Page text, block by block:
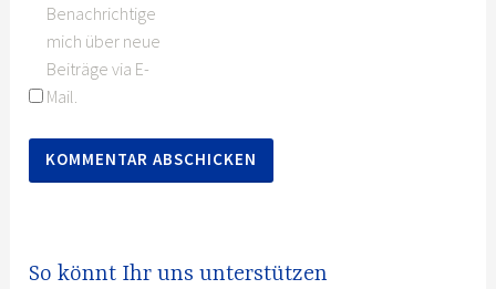
Benachrichtige
mich über neue
Beiträge via E-
Mail.
So könnt Ihr uns unterstützen